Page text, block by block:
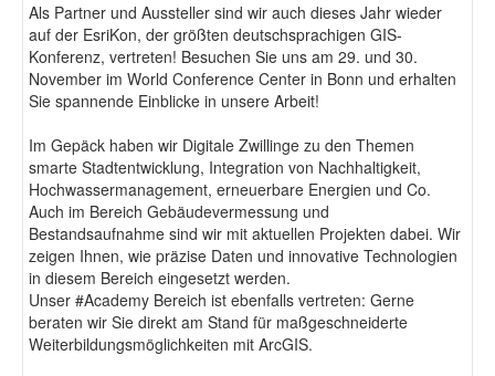
Als Partner und Aussteller sind wir auch dieses Jahr wieder
auf der EsriKon, der größten deutschsprachigen GIS-
Konferenz, vertreten! Besuchen Sie uns am 29. und 30.
November im World Conference Center in Bonn und erhalten
Sie spannende Einblicke in unsere Arbeit!
Im Gepäck haben wir Digitale Zwillinge zu den Themen
smarte Stadtentwicklung, Integration von Nachhaltigkeit,
Hochwassermanagement, erneuerbare Energien und Co.
Auch im Bereich Gebäudevermessung und
Bestandsaufnahme sind wir mit aktuellen Projekten dabei. Wir
zeigen Ihnen, wie präzise Daten und innovative Technologien
in diesem Bereich eingesetzt werden.
Unser #Academy Bereich ist ebenfalls vertreten: Gerne
beraten wir Sie direkt am Stand für maßgeschneiderte
Weiterbildungsmöglichkeiten mit ArcGIS.